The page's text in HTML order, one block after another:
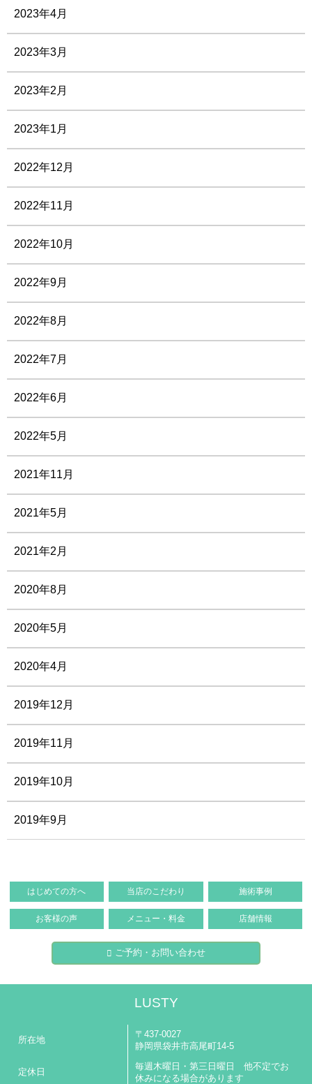
2023年4月
2023年3月
2023年2月
2023年1月
2022年12月
2022年11月
2022年10月
2022年9月
2022年8月
2022年7月
2022年6月
2022年5月
2021年11月
2021年5月
2021年2月
2020年8月
2020年5月
2020年4月
2019年12月
2019年11月
2019年10月
2019年9月
はじめての方へ 当店のこだわり 施術事例
お客様の声 メニュー・料金 店舗情報
ご予約・お問い合わせ
LUSTY
所在地
〒437-0027
静岡県袋井市高尾町14-5
定休日
毎週木曜日・第三日曜日 他不定でお
休みになる場合があります